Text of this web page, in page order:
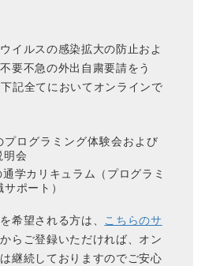
イルスの感染拡大の防止およ
要不急の外出自粛要請をう
記全てにおいてオンラインで
プログラミング体験会および
明会
学カリキュラム（プログラミ
ポート）
希望される方は、 こちらのサ
からご登録いただければ、オン
継続しておりますのでご安心